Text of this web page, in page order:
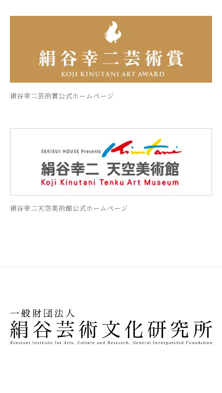
絹谷幸二芸術賞公式ホームページ
絹谷幸二天空美術館公式ホームページ